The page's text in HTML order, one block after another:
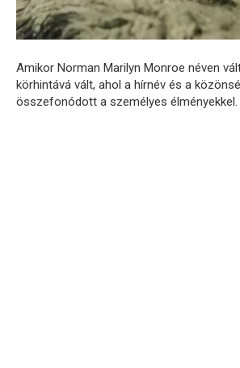
Amikor Norman Marilyn Monroe néven
körhintává vált, ahol a hírnév és a
összefonódott a személyes élményekkel.